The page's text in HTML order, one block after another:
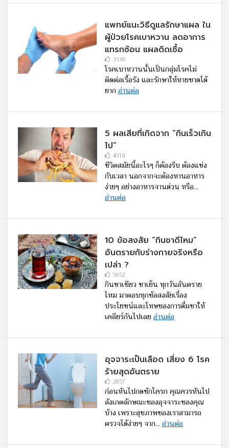
แพทย์แนะวิธีดูแลรักษาแผล ใน
ผู้ป่วยโรคเบาหวาน ลดอาการ
แทรกซ้อน แผลติดเชื้อ
3338
โรคเบาหวานนั้นเป็นกลุ่มโรคไม่
ติดต่อเรื้อรัง และรักษาให้หายขาดได้
ยาก อ่านต่อ
5 ผลเสียที่เกิดจาก “กินเร็วเกิน
ไป”
4018
ชีวิตสมัยนี้อะไรๆ ก็ต้องรีบ ต้องแข่ง
กับเวลา นอกจากจะต้องทานอาหาร
ง่ายๆ อย่างอาหารจานด่วน หรือ...
อ่านต่อ
10 ข้อสงสัย “กินชาดีไหม”
อันตรายกับร่างกายจริงหรือ
เปล่า ?
5652
กินชาเขียว ชาเย็น ทุกวันอันตราย
ไหม มาตอบทุกข้อสงสัยเรื่อง
ประโยชน์และโทษของการดื่มชาให้
เคลียร์กันไปเลย อ่านต่อ
อุจจาระเป็นเลือด เสี่ยง 6 โรค
ร้ายสุดอันตราย
2857
ก่อนหันไปกดชักโครก คุณควรหันไป
สังเกตลักษณะของอุจจาระของคุณ
บ้าง เพราะสุขภาพของเราสามารถ
ตรวจได้ง่ายๆ จาก... อ่านต่อ